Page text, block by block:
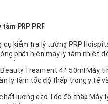
tâm PRP PRF
cụ kiểm tra lý tưởng PRP
phát hiện máy ly tâm nhiệt
Beauty Treament 4 * 50ml Máy
ly tâm tốc độ thấp trong y tế
lượng cao Tốc độ thấp Máy